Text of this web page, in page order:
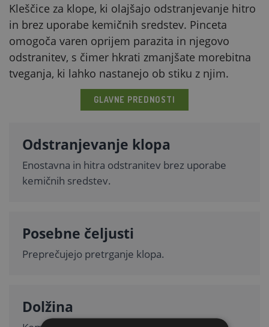
Kleščice za klope, ki olajšajo odstranjevanje hitro
in brez uporabe kemičnih sredstev. Pinceta
omogoča varen oprijem parazita in njegovo
odstranitev, s čimer hkrati zmanjšate morebitna
tveganja, ki lahko nastanejo ob stiku z njim.
GLAVNE PREDNOSTI
Odstranjevanje klopa
Enostavna in hitra odstranitev brez uporabe
kemičnih sredstev.
Posebne čeljusti
Preprečujejo pretrganje klopa.
Dolžina